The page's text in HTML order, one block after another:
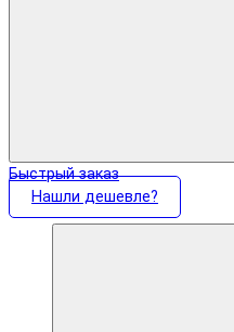
Быстрый заказ
Нашли дешевле?